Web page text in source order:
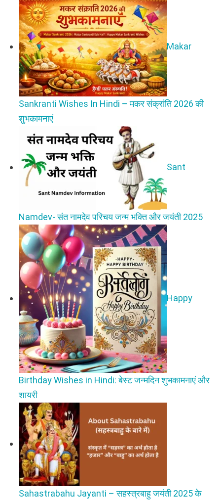
Makar
Sankranti Wishes In Hindi – मकर संक्रांति 2026 की
शुभकामनाएं
Sant
Namdev- संत नामदेव परिचय जन्म भक्ति और जयंती 2025
Happy
Birthday Wishes in Hindi: बेस्ट जन्मदिन शुभकामनाएं और
शायरी
Sahastrabahu Jayanti – सहस्त्रबाहु जयंती 2025 के